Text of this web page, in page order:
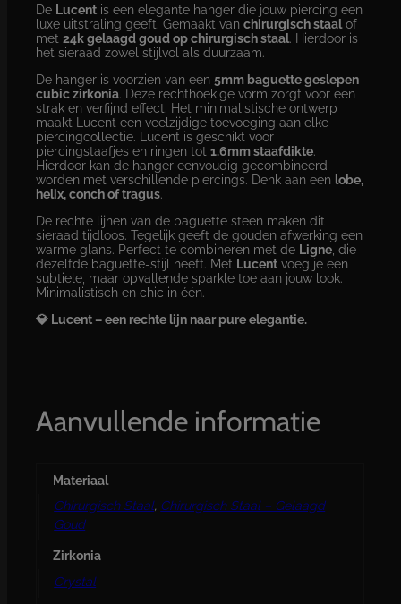
,
0
0
De Lucent is een elegante hanger die jouw piercing een
luxe uitstraling geeft. Gemaakt vanchirurgisch staalof
met24k gelaagd goud op chirurgisch staal. Hierdoor is
het sieraad zowel stijlvol als duurzaam.
De hanger is voorzien van een 5mm baguette geslepen
cubic zirkonia. Deze rechthoekige vorm zorgt voor een
strak en verfijnd effect. Het minimalistische ontwerp
maakt Lucent een veelzijdige toevoeging aan elke
piercingcollectie. Lucent is geschikt voor
piercingstaafjes en ringen tot1.6mm staafdikte.
Hierdoor kan de hanger eenvoudig gecombineerd
worden met verschillende piercings. Denk aan een lobe,
helix, conch of tragus.
De rechte lijnen van de baguette steen maken dit
sieraad tijdloos. Tegelijk geeft de gouden afwerking een
warme glans. Perfect te combineren met de Ligne , die
dezelfde baguette-stijl heeft. Met Lucent voeg je een
subtiele, maar opvallende sparkle toe aan jouw look.
Minimalistisch en chic in één.
💎 Lucent – een rechte lijn naar pure elegantie.
Aanvullende informatie
Materiaal
Chirurgisch Staal, Chirurgisch Staal – Gelaagd
Goud
Zirkonia
Crystal